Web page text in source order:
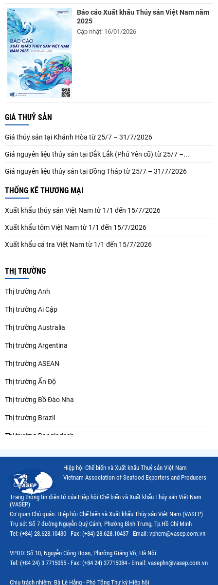
Báo cáo Xuất khẩu Thủy sản Việt Nam năm
2025
Cập nhật: 16/01/2026
GIÁ THUỶ SẢN
Giá thủy sản tại Khánh Hòa từ 25/7 – 31/7/2026
Giá nguyên liệu thủy sản tại Đắk Lắk (Phú Yên cũ) từ 25/7 –...
Giá nguyên liệu thủy sản tại Đồng Tháp từ 25/7 – 31/7/2026
THỐNG KÊ THƯƠNG MẠI
Xuất khẩu thủy sản Việt Nam từ 1/1 đến 15/7/2026
Xuất khẩu tôm Việt Nam từ 1/1 đến 15/7/2026
Xuất khẩu cá tra Việt Nam từ 1/1 đến 15/7/2026
THỊ TRƯỜNG
Thị trường Anh
Thị trường Ai Cập
Thị trường Australia
Thị trường Argentina
Thị trường ASEAN
Thị trường Ấn Độ
Thị trường Bồ Đào Nha
Thị trường Brazil
Thị trường Bangladesh
Thị trường Canada
Thị trường Ecuador
Thị trường EU
Thị trường Indonesia
Thị trường Mỹ
Thị trường Nga
Hiệp hội Chế biến và Xuất khẩu Thuỷ sản Việt Nam
Vietnam Association of Seafood Exporters and Producers
Trang thông tin điện tử của Hiệp hội Chế biến và Xuất khẩu Thủy sản Việt Nam
(VASEP)
Cơ quan Chủ quản: Hiệp hội Chế biến và Xuất khẩu Thủy sản Việt Nam (VASEP)
Trụ sở: Số 7 đường Nguyễn Quý Cảnh, Phường Bình Trưng, Tp.Hồ Chí Minh
Tel: (+84) 28.628.10430 - Fax: (+84) 28.628.10437 - Email: vphcm@vasep.com.vn
VPĐD: Số 10, Nguyễn Công Hoan, Phường Giảng Võ, Hà Nội
Tel: (+84 24) 3.7715055 - Fax: (+84 24) 37715084 - Email: vasephn@vasep.com.vn
Chịu trách nhiệm: Bà Lê Hằng - Phó Tổng Thư ký Hiệp hội